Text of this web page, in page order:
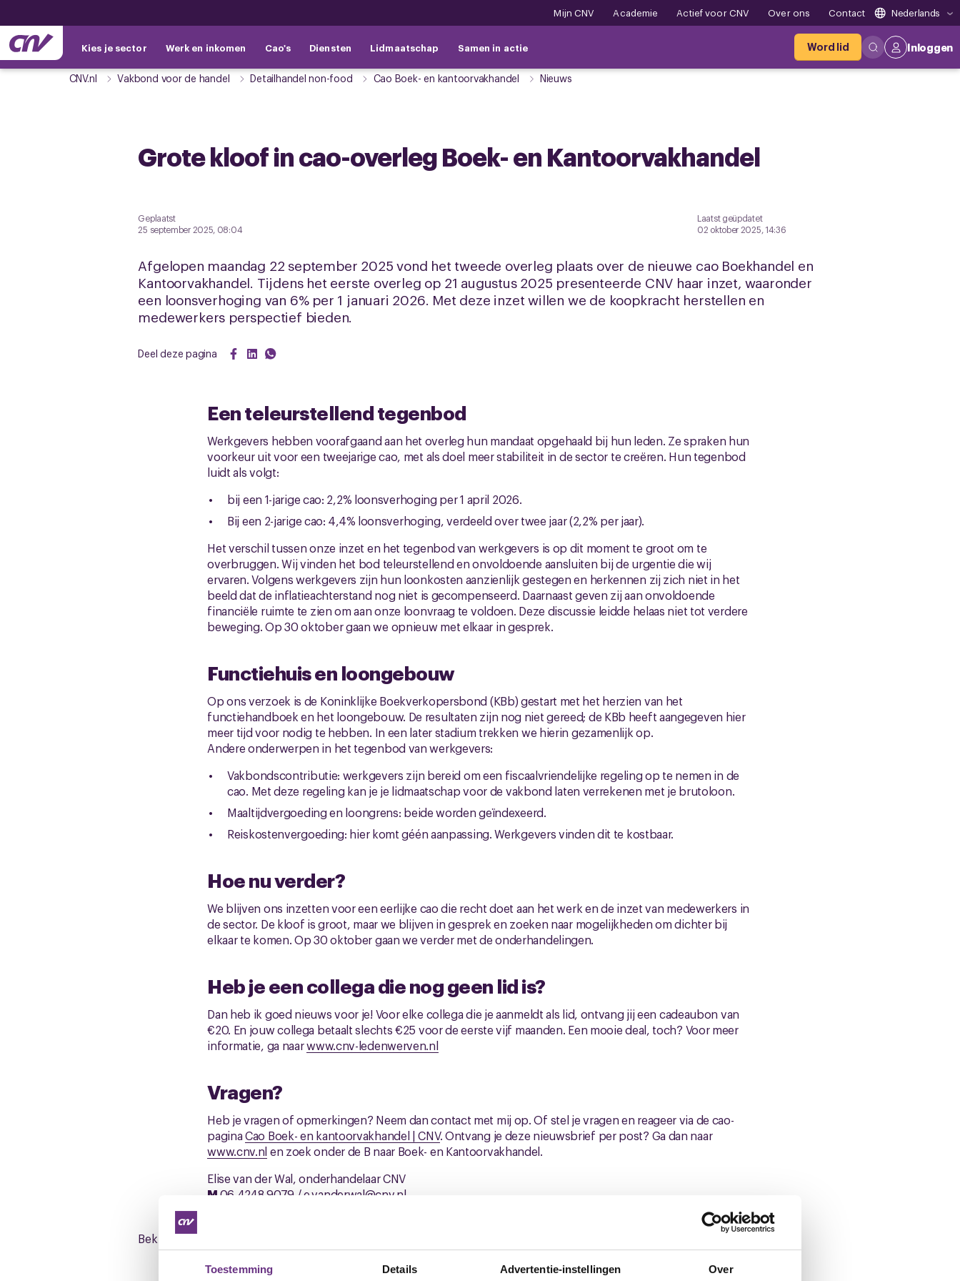
Toestemming Details Advertentie-instellingen Over
Mijn CNV Academie Actief voor CNV Over ons Contact Nederlands
Kies je sector Werk en inkomen Cao's Diensten Lidmaatschap Samen in actie Word lid Inloggen
CNV.nl Vakbond voor de handel Detailhandel non-food Cao Boek- en kantoorvakhandel Nieuws
Grote kloof in cao-overleg Boek- en Kantoorvakhandel
Geplaatst
25 september 2025, 08:04
Laatst geüpdatet
02 oktober 2025, 14:36
Afgelopen maandag 22 september 2025 vond het tweede overleg plaats over de nieuwe cao Boekhandel en
Kantoorvakhandel. Tijdens het eerste overleg op 21 augustus 2025 presenteerde CNV haar inzet, waaronder
een loonsverhoging van 6% per 1 januari 2026. Met deze inzet willen we de koopkracht herstellen en
medewerkers perspectief bieden.
Deel deze pagina
Een teleurstellend tegenbod
Werkgevers hebben voorafgaand aan het overleg hun mandaat opgehaald bij hun leden. Ze spraken hun
voorkeur uit voor een tweejarige cao, met als doel meer stabiliteit in de sector te creëren. Hun tegenbod
luidt als volgt:
bij een 1-jarige cao: 2,2% loonsverhoging per 1 april 2026.
Bij een 2-jarige cao: 4,4% loonsverhoging, verdeeld over twee jaar (2,2% per jaar).
Het verschil tussen onze inzet en het tegenbod van werkgevers is op dit moment te groot om te
overbruggen. Wij vinden het bod teleurstellend en onvoldoende aansluiten bij de urgentie die wij
ervaren. Volgens werkgevers zijn hun loonkosten aanzienlijk gestegen en herkennen zij zich niet in het
beeld dat de inflatieachterstand nog niet is gecompenseerd. Daarnaast geven zij aan onvoldoende
financiële ruimte te zien om aan onze loonvraag te voldoen. Deze discussie leidde helaas niet tot verdere
beweging. Op 30 oktober gaan we opnieuw met elkaar in gesprek.
Functiehuis en loongebouw
Op ons verzoek is de Koninklijke Boekverkopersbond (KBb) gestart met het herzien van het
functiehandboek en het loongebouw. De resultaten zijn nog niet gereed; de KBb heeft aangegeven hier
meer tijd voor nodig te hebben. In een later stadium trekken we hierin gezamenlijk op.
Andere onderwerpen in het tegenbod van werkgevers:
Vakbondscontributie: werkgevers zijn bereid om een fiscaalvriendelijke regeling op te nemen in de
cao. Met deze regeling kan je je lidmaatschap voor de vakbond laten verrekenen met je brutoloon.
Maaltijdvergoeding en loongrens: beide worden geïndexeerd.
Reiskostenvergoeding: hier komt géén aanpassing. Werkgevers vinden dit te kostbaar.
Hoe nu verder?
We blijven ons inzetten voor een eerlijke cao die recht doet aan het werk en de inzet van medewerkers in
de sector. De kloof is groot, maar we blijven in gesprek en zoeken naar mogelijkheden om dichter bij
elkaar te komen. Op 30 oktober gaan we verder met de onderhandelingen.
Heb je een collega die nog geen lid is?
Dan heb ik goed nieuws voor je! Voor elke collega die je aanmeldt als lid, ontvang jij een cadeaubon van
€20. En jouw collega betaalt slechts €25 voor de eerste vijf maanden. Een mooie deal, toch? Voor meer
informatie, ga naarwww.cnv-ledenwerven.nl
Vragen?
Heb je vragen of opmerkingen? Neem dan contact met mij op. Of stel je vragen en reageer via de cao-
paginaCao Boek- en kantoorvakhandel | CNV. Ontvang je deze nieuwsbrief per post? Ga dan naar
www.cnv.nl en zoek onder de B naar Boek- en Kantoorvakhandel.
Elise van der Wal, onderhandelaar CNV
M06 4248 9079 /e.vanderwal@cnv.nl
Bekijk hier de cao-pagina van Boek- en Kantoorvakhandel